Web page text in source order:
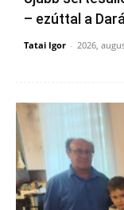
– ezúttal a
Tatai Igor - 2026,